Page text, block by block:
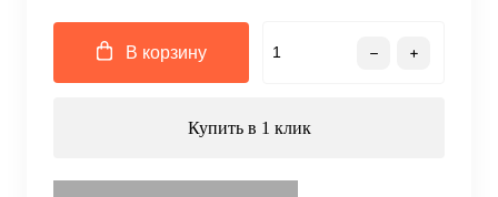
В корзину
Купить в 1 клик